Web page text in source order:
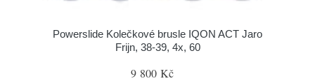
Powerslide Kolečkové brusle IQON ACT Jaro
Frijn, 38-39, 4x, 60
9 800 Kč